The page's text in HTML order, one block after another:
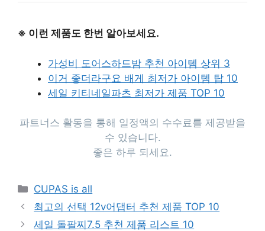
※ 이런 제품도 한번 알아보세요.
가성비 도어스하드밤 추천 아이템 상위 3
이거 좋더라구요 배게 최저가 아이템 탑 10
세일 키티네일파츠 최저가 제품 TOP 10
파트너스 활동을 통해 일정액의 수수료를 제공받을
수 있습니다.
좋은 하루 되세요.
Categories
CUPAS is all
최고의 선택 12v어댑터 추천 제품 TOP 10
세일 돌팔찌7.5 추천 제품 리스트 10